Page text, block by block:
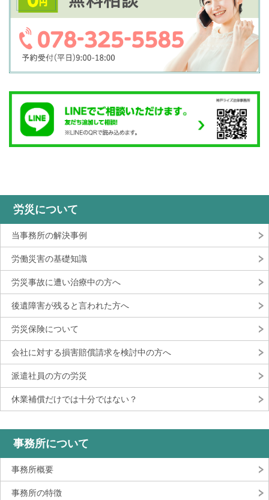
労災について
当事務所の解決事例
労働災害の基礎知識
労災事故に遭い治療中の方へ
後遺障害が残ると言われた方へ
労災保険について
会社に対する損害賠償請求を検討中の方へ
派遣社員の方の労災
休業補償だけでは十分ではない？
事務所について
事務所概要
事務所の特徴